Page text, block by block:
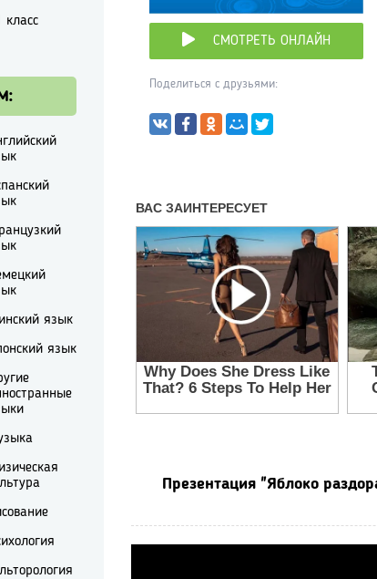
СМОТРЕТЬ ОНЛАЙН
Поделиться с друзьями:
Презентация "Яблоко
класс
язык
язык